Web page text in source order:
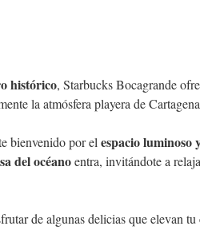
histórico, Starbucks Bocagrande
la atmósfera playera de
bienvenido por el espacio luminoso
del océanoentra, invitándote a
de algunas delicias que elevan